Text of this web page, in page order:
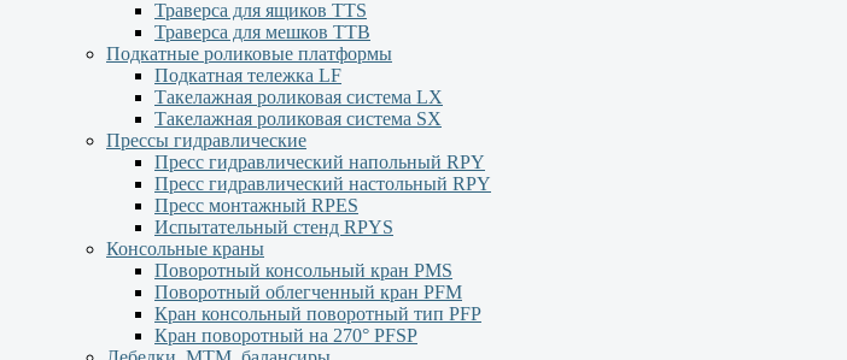
Траверса для ящиков ТТS
Траверса для мешков ТТВ
Подкатные роликовые платформы
Подкатная тележка LF
Такелажная роликовая система LX
Такелажная роликовая система SX
Прессы гидравлические
Пресс гидравлический напольный RPY
Пресс гидравлический настольный RPY
Пресс монтажный RPES
Испытательный стенд RPYS
Консольные краны
Поворотный консольный кран PMS
Поворотный облегченный кран PFM
Кран консольный поворотный тип PFP
Кран поворотный на 270° PFSP